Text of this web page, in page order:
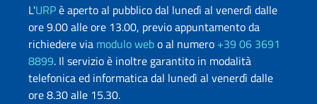
L'URPè aperto al pubblico dal lunedì al venerdì dalle
ore 9.00 alle ore 13.00, previo appuntamento da
richiedere via modulo webo al numero +39 06 3691
8899. Il servizio è inoltre garantito in modalità
telefonica ed informatica dal lunedì al venerdì dalle
ore 8.30 alle 15.30.